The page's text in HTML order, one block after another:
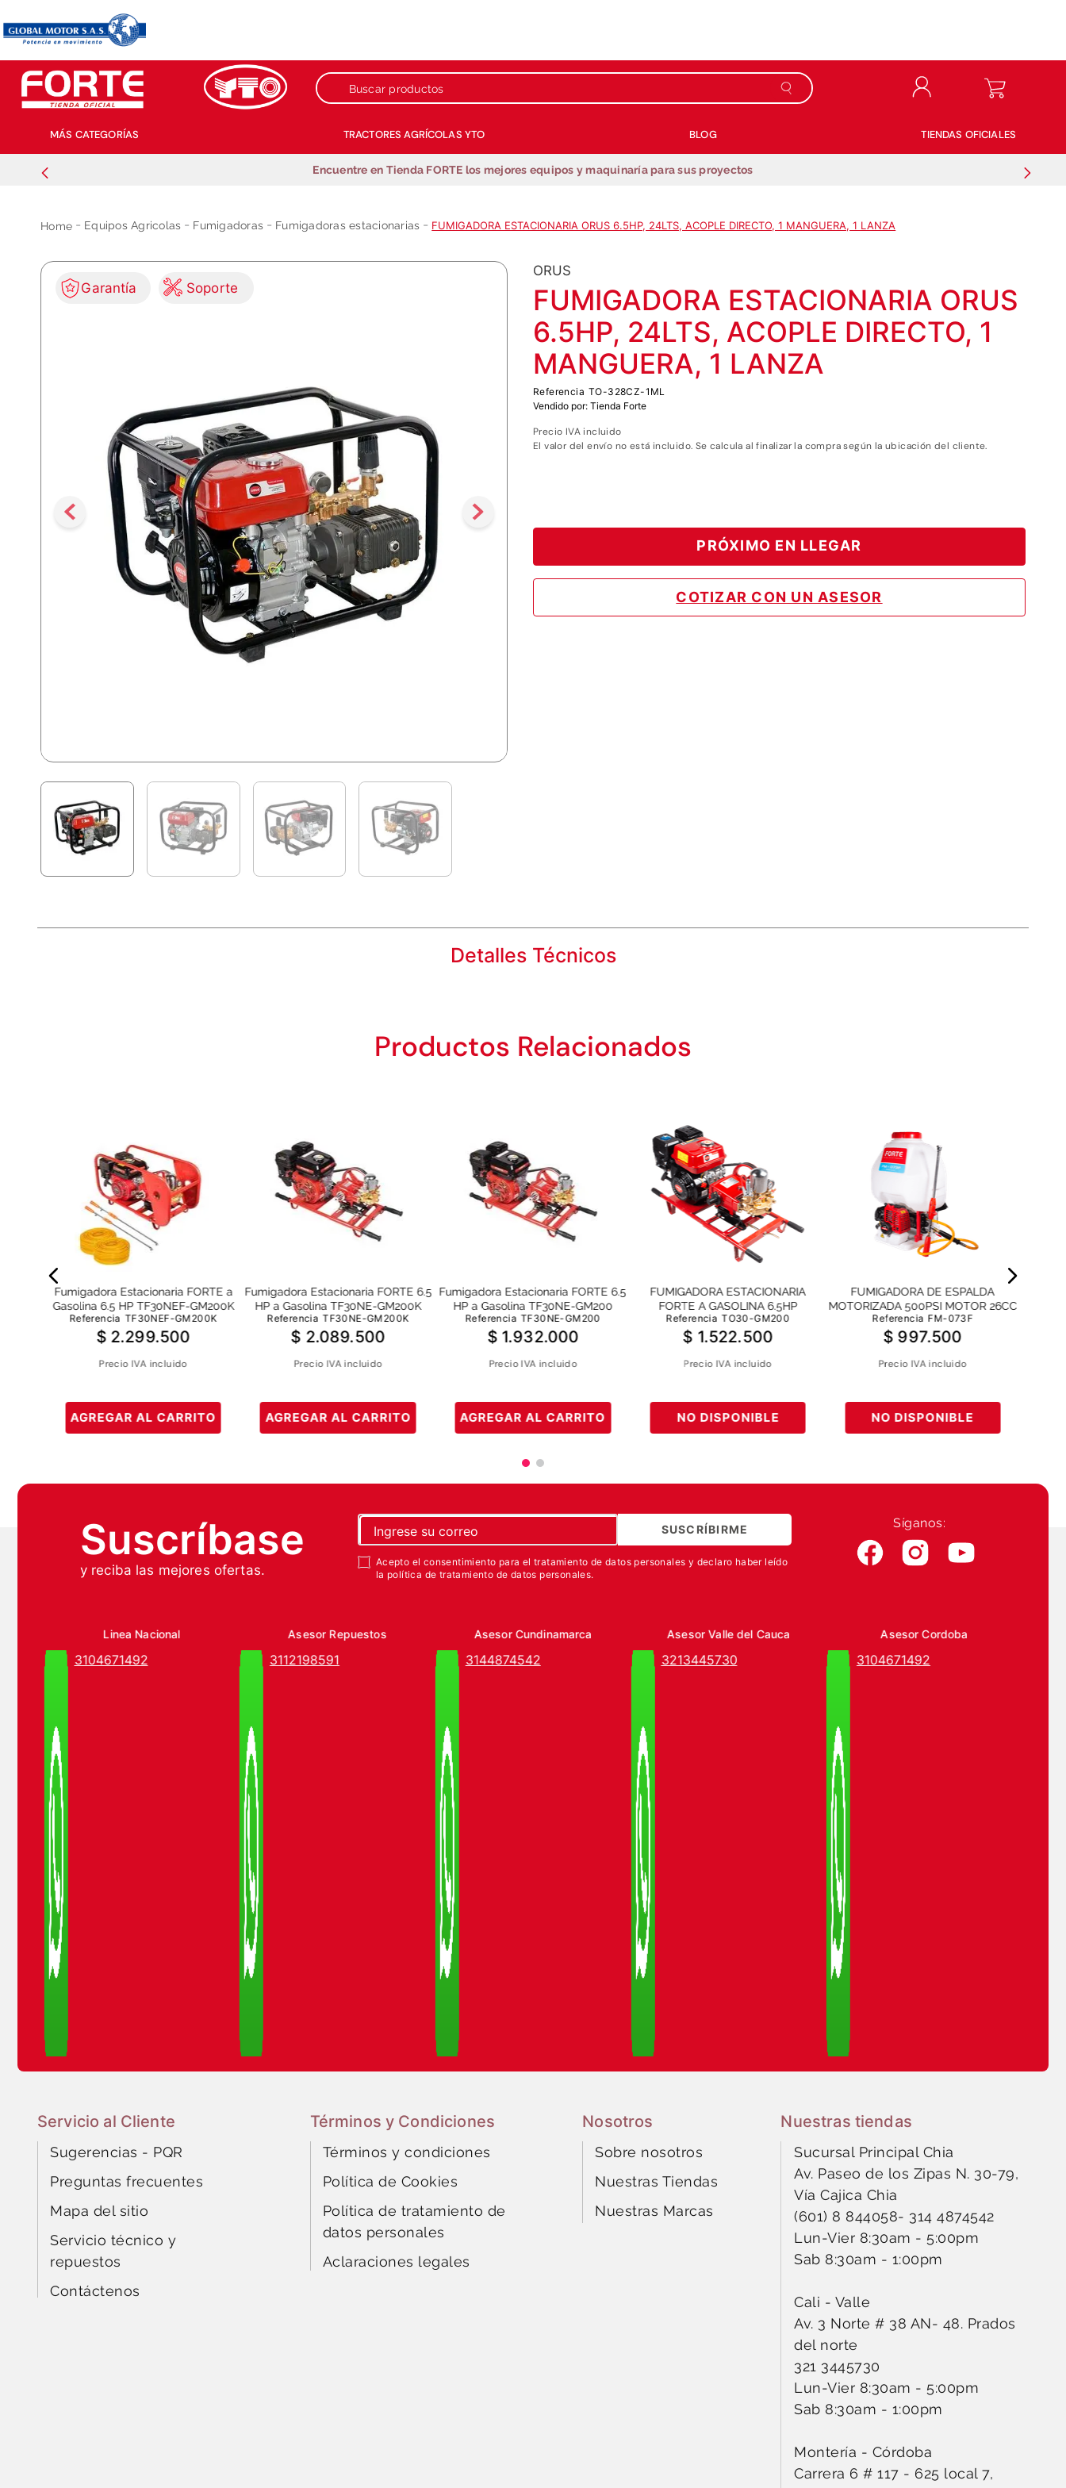
Buscar productos
MÁS CATEGORÍAS TRACTORES AGRÍCOLAS YTO BLOG TIENDAS OFICIALES
Encuentre en Tienda FORTE los mejores equipos y maquinaría para sus proyectos
Equipos Agricolas Fumigadoras Fumigadoras estacionarias FUMIGADORA ESTACIONARIA ORUS 6.5HP, 24LTS, ACOPLE DIRECTO, 1 MANGUERA, 1 LANZA
Garantía Soporte
ORUS
FUMIGADORA ESTACIONARIA ORUS
6.5HP, 24LTS, ACOPLE DIRECTO, 1
MANGUERA, 1 LANZA
Referencia TO-328CZ-1ML
Vendido por: Tienda Forte
Precio IVA incluido
El valor del envío no está incluido. Se calcula al finalizar la compra según la ubicación del cliente.
PRÓXIMO EN LLEGAR
COTIZAR CON UN ASESOR
Detalles Técnicos
Productos Relacionados
Fumigadora Estacionaria FORTE a
Gasolina 6.5 HP TF30NEF-GM200K
Referencia TF30NEF-GM200K
$ 2.299.500
Precio IVA incluido
AGREGAR AL CARRITO
Fumigadora Estacionaria FORTE 6.5
HP a Gasolina TF30NE-GM200K
Referencia TF30NE-GM200K
$ 2.089.500
Precio IVA incluido
AGREGAR AL CARRITO
Fumigadora Estacionaria FORTE 6.5
HP a Gasolina TF30NE-GM200
Referencia TF30NE-GM200
$ 1.932.000
Precio IVA incluido
AGREGAR AL CARRITO
FUMIGADORA ESTACIONARIA
FORTE A GASOLINA 6.5HP
Referencia TO30-GM200
$ 1.522.500
Precio IVA incluido
NO DISPONIBLE
FUMIGADORA DE ESPALDA
MOTORIZADA 500PSI MOTOR 26CC
Referencia FM-073F
$ 997.500
Precio IVA incluido
NO DISPONIBLE
Suscríbase
y reciba las mejores ofertas.
SUSCRÍBIRME
Acepto el consentimiento para el tratamiento de datos personales y declaro haber leído
la política de tratamiento de datos personales.
Síganos:
Linea Nacional
3104671492
Asesor Repuestos
3112198591
Asesor Cundinamarca
3144874542
Asesor Valle del Cauca
3213445730
Asesor Cordoba
3104671492
Servicio al Cliente
Sugerencias - PQR
Preguntas frecuentes
Mapa del sitio
Servicio técnico y
repuestos
Contáctenos
Términos y Condiciones
Términos y condiciones
Política de Cookies
Política de tratamiento de
datos personales
Aclaraciones legales
Nosotros
Sobre nosotros
Nuestras Tiendas
Nuestras Marcas
Nuestras tiendas
Sucursal Principal Chia
Av. Paseo de los Zipas N. 30-79,
Vía Cajica Chia
(601) 8 844058- 314 4874542
Lun-Vier 8:30am - 5:00pm
Sab 8:30am - 1:00pm
Cali - Valle
Av. 3 Norte # 38 AN- 48. Prados
del norte
321 3445730
Lun-Vier 8:30am - 5:00pm
Sab 8:30am - 1:00pm
Montería - Córdoba
Carrera 6 # 117 - 625 local 7,
1.
repuestos
3.
motobombas
10. motosierra